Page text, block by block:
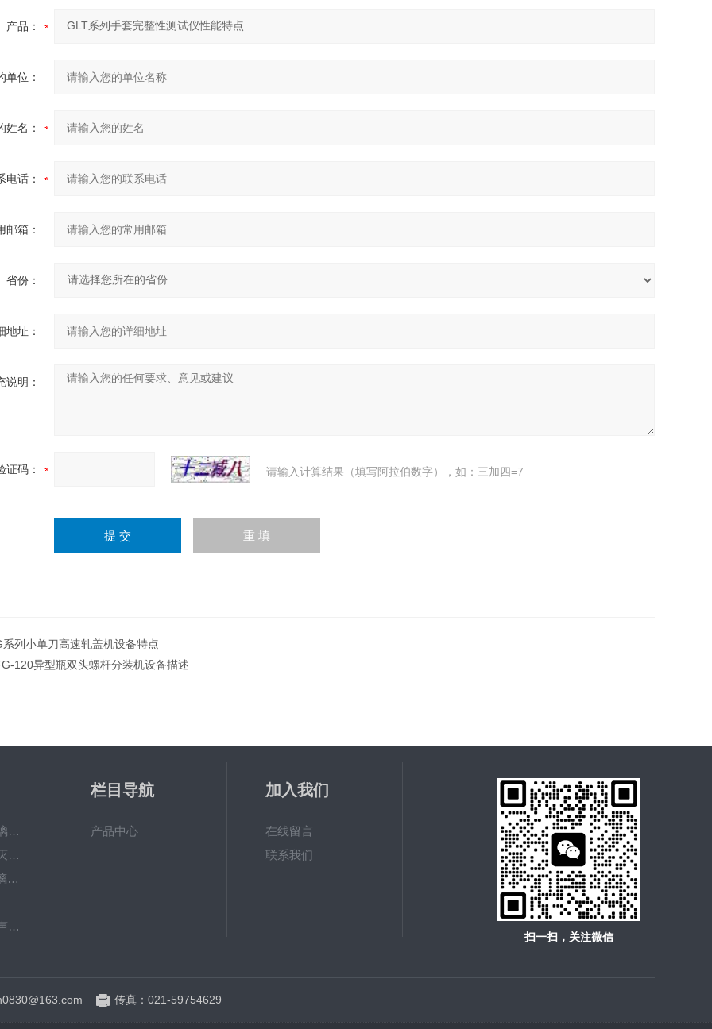
产品：
单位：
姓名：
电话：
邮箱：
省份：
地址：
说明：
证码： 请输入计算结果（填写阿拉伯数字），如：三加四=7
系列小单刀高速轧盖机设备特点
120异型瓶双头螺杆分装机设备描述
KFG系列抗生素玻璃瓶螺杆分装机
GMSU系列隧道式灭菌干燥机
KGL系列抗生素玻璃瓶轧盖机
QCL系列直线式超声波洗瓶机
栏目导航
产品中心
加入我们
在线留言
联系我们
扫一扫，关注微信
传真：021-59754629